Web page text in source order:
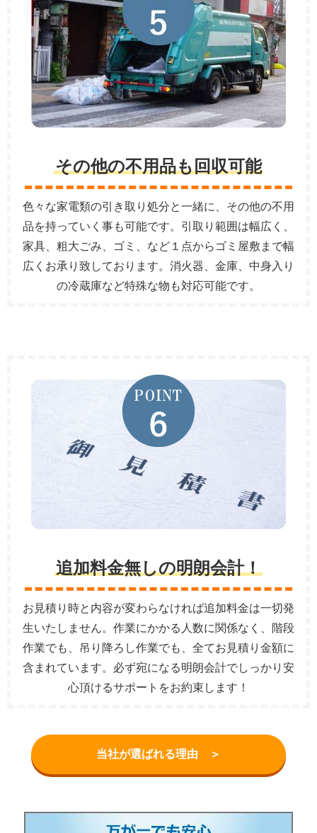
その他の不用品も回収可能
色々な家電類の引き取り処分と一緒に、その他の不用
品を持っていく事も可能です。引取り範囲は幅広く、
家具、粗大ごみ、ゴミ、など１点からゴミ屋敷まで幅
広くお承り致しております。消火器、金庫、中身入り
の冷蔵庫など特殊な物も対応可能です。
追加料金無しの明朗会計！
お見積り時と内容が変わらなければ追加料金は一切発
生いたしません。作業にかかる人数に関係なく、階段
作業でも、吊り降ろし作業でも、全てお見積り金額に
含まれています。必ず宛になる明朗会計でしっかり安
心頂けるサポートをお約束します！
当社が選ばれる理由 ＞